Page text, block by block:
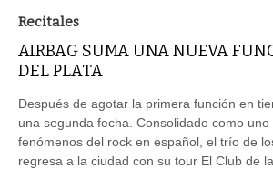
Recitales
AIRBAG SUMA UNA NUEVA
DEL PLATA
Después de agotar la primera función en
una segunda fecha. Consolidado como
fenómenos del rock en español, el trío de
regresa a la ciudad con su tour El Club de